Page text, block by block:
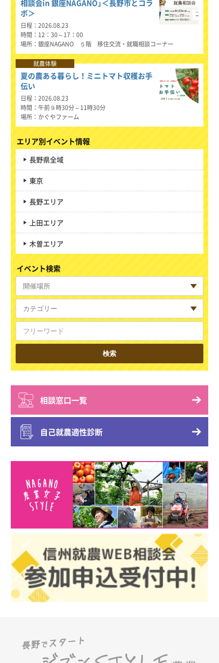
相談会in 銀座NAGANO」＜長野市とコラ
ボ＞
日程
2026.08.23
時間
12：30～17：00
場所
銀座NAGANO ５階 移住交流・就職相談コーナー
就農体験
夏の農ある暮らし！ミニトマト収穫お手
伝い
日程
2026.08.23
時間
午前９時30分～11時30分
場所
かぐやファーム
エリア別イベント情報
長野県全域
東京
長野エリア
上田エリア
木曽エリア
イベント検索
相談窓口一覧
自己就農適性診断